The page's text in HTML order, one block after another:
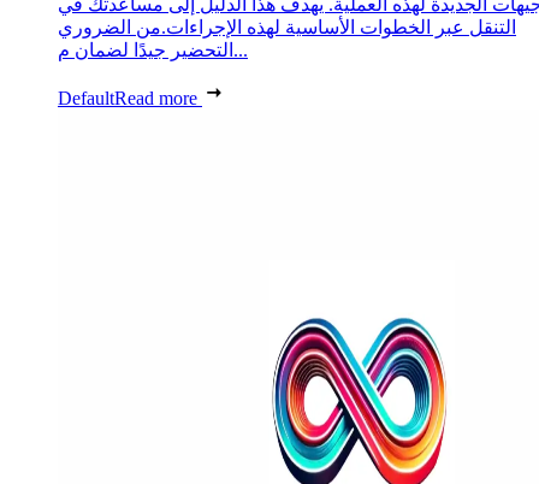
الجديدة لهذه العملية. يهدف هذا الدليل إلى مساعدتك في
التنقل عبر الخطوات الأساسية لهذه الإجراءات.من الضروري
التحضير جيدًا لضمان م...
DefaultRead more